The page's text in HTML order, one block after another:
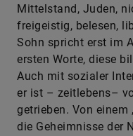
Mittelstand, Juden,
freigeistig, belesen,
Sohn spricht erst im
ersten Worte, diese
Auch mit sozialer
er ist – zeitlebens–
getrieben. Von einem
die Geheimnisse der